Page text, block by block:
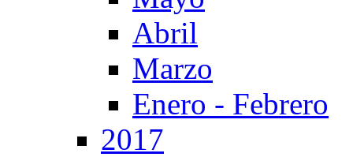
Abril
Marzo
Enero - Febrero
2017